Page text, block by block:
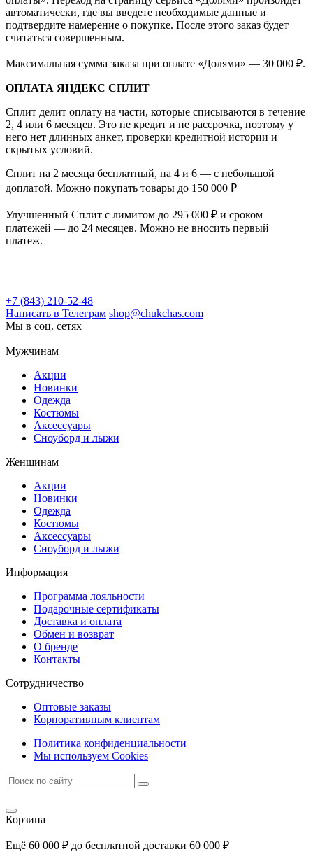
автоматически, где вы введете необходимые данные и
подтвердите намерение о покупке. После этого заказ будет
считаться совершенным.
Максимальная сумма заказа при оплате «Долями» — 30 000 ₽.
ОПЛАТА ЯНДЕКС СПЛИТ
Сплит делит оплату на части, которые списываются в течение
2, 4 или 6 месяцев. Это не кредит и не рассрочка, поэтому у
него нет длинных анкет, проверки кредитной истории и
скрытых условий.
Сплит на 2 месяца бесплатный, на 4 и 6 — с небольшой
доплатой. Можно покупать товары до 150 000 ₽
Улучшенный Сплит с лимитом до 295 000 ₽ и сроком
платежей — до 24 месяцев. Можно не вносить первый
платеж.
+7 (843) 210-52-48
Написать в Телеграм shop@chukchas.com
Мы в соц. сетях
Мужчинам
Акции
Новинки
Одежда
Костюмы
Аксессуары
Сноуборд и лыжи
Женщинам
Акции
Новинки
Одежда
Костюмы
Аксессуары
Сноуборд и лыжи
Информация
Программа лояльности
Подарочные сертификаты
Доставка и оплата
Обмен и возврат
О бренде
Контакты
Сотрудничество
Оптовые заказы
Корпоративным клиентам
Политика конфиденциальности
Мы используем Cookies
Корзина
Ещё 60 000 ₽ до бесплатной доставки 60 000 ₽